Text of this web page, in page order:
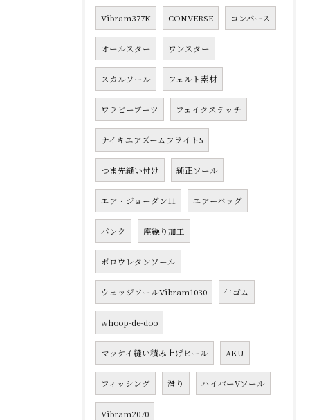
Vibram377K CONVERSE コンバース
オールスター ワンスター
スカルソール フェルト素材
ワラビーブーツ フェイクステッチ
ナイキエアズームフライト5
つま先縫い付け 純正ソール
エア・ジョーダン11 エアーバッグ
パンク 座繰り加工
ポロウレタンソール
ウェッジソールVibram1030 生ゴム
whoop-de-doo
マッケイ縫い積み上げヒール AKU
フィッシング 滑り ハイパーVソール
Vibram2070